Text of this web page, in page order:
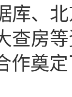
库、
查房
作奠